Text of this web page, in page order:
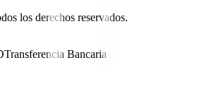
los derechos reservados.
Transferencia Bancaria